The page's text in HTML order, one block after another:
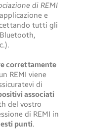
di REMI
e
tutti gli
correttamente
REMI viene
di
associati
del vostro
di REMI in
punti.